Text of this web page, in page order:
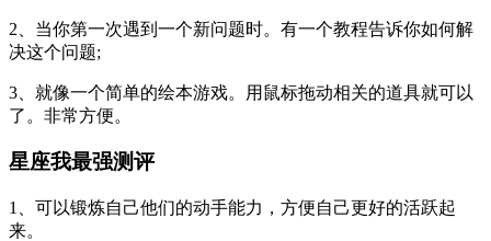
2、当你第一次遇到一个新问题时。有一个教程告诉你如何解
决这个问题;
3、就像一个简单的绘本游戏。用鼠标拖动相关的道具就可以
了。非常方便。
星座我最强测评
1、可以锻炼自己他们的动手能力，方便自己更好的活跃起
来。